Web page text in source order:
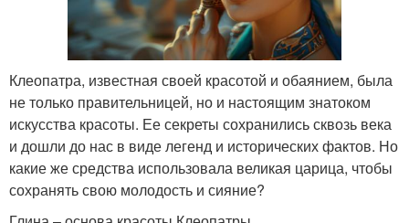
Клеопатра, известная своей красотой и обаянием, была
не только правительницей, но и настоящим знатоком
искусства красоты. Ее секреты сохранились сквозь века
и дошли до нас в виде легенд и исторических фактов. Но
какие же средства использовала великая царица, чтобы
сохранять свою молодость и сияние?